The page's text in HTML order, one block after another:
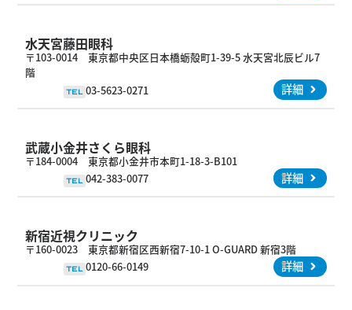
水天宮藤田眼科
〒103-0014 東京都中央区日本橋蛎殻町1-39-5 水天宮北辰ビル7
階
TEL 03-5623-0271 詳細
武蔵小金井さくら眼科
〒184-0004 東京都小金井市本町1-18-3-B101
TEL 042-383-0077 詳細
新宿近視クリニック
〒160-0023 東京都新宿区西新宿7-10-1 O-GUARD 新宿3階
TEL 0120-66-0149 詳細